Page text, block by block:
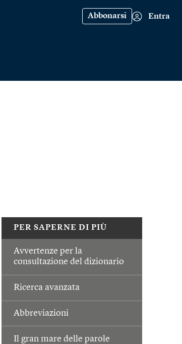
Abbonarsi Entra
PER SAPERNE DI PIÙ
Avvertenze per la
consultazione del dizionario
Ricerca avanzata
Abbreviazioni
Il gran mare delle parole